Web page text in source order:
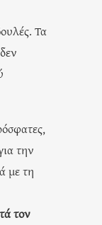
Τα
την
με τη
τον